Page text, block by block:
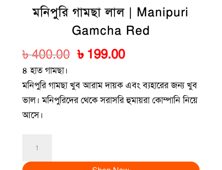
মনিপুরি গামছা লাল | Manipuri
Gamcha Red
৳400.00 Original
was:
৳ 400.00.
৳ 199.00Current
is:
৳ 199.00.
৪ হাত গামছা।
মনিপুরি গামছা খুব আরাম দায়ক এবং ব্যহারের জন্য খুব
ভাল। মনিপুরিদের থেকে সরাসরি হুমায়রা কোম্পানি নিয়ে
আসে।